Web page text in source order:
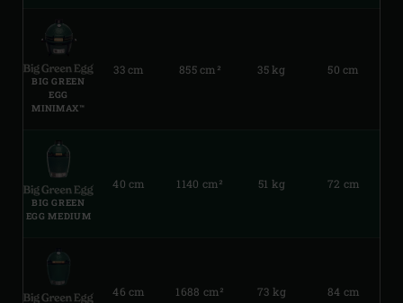
BIG GREEN
EGG
MINIMAX™
33 cm 855 cm² 35 kg 50 cm
BIG GREEN
EGG MEDIUM
40 cm 1140 cm² 51 kg 72 cm
46 cm 1688 cm² 73 kg 84 cm